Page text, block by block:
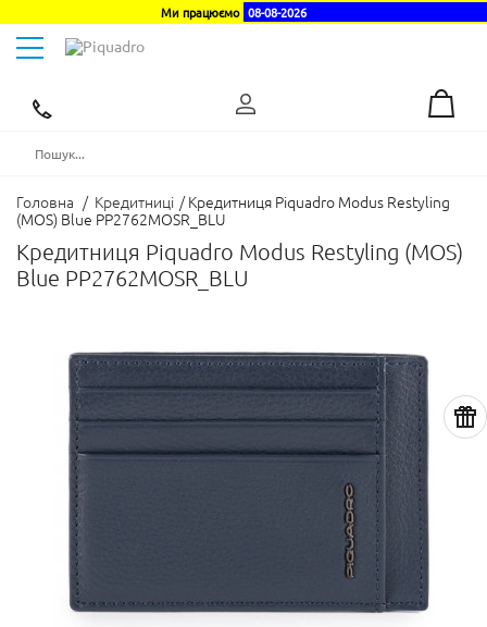
Ми працюємо 08-08-2026
Toggle
navigation
Головна / Кредитниці / Кредитниця Piquadro Modus Restyling
(MOS) Blue PP2762MOSR_BLU
Кредитниця Piquadro Modus Restyling (MOS)
Blue PP2762MOSR_BLU